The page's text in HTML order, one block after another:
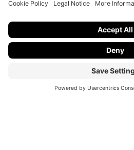
@2019 USI,Credits/
Net-MEGS